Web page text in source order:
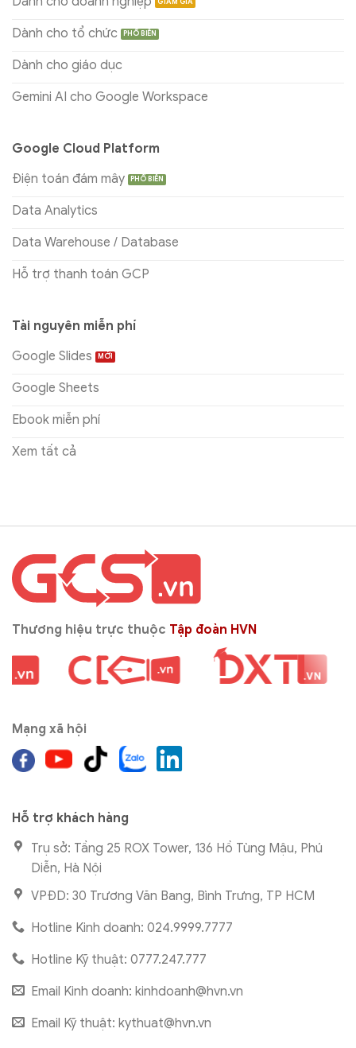
Dành cho tổ chức
Dành cho giáo dục
Gemini AI cho Google Workspace
Google Cloud Platform
Điện toán đám mây
Data Analytics
Data Warehouse / Database
Hỗ trợ thanh toán GCP
Tài nguyên miễn phí
Google Slides
Google Sheets
Ebook miễn phí
Xem tất cả
Thương hiệu trực thuộc Tập đoàn HVN
Mạng xã hội
Hỗ trợ khách hàng
Trụ sở: Tầng 25 ROX Tower, 136 Hồ Tùng Mậu, Phú
Diễn, Hà Nội
VPĐD: 30 Trương Văn Bang, Bình Trưng, TP HCM
Hotline Kinh doanh: 024.9999.7777
Hotline Kỹ thuật: 0777.247.777
Email Kinh doanh: kinhdoanh@hvn.vn
Email Kỹ thuật: kythuat@hvn.vn